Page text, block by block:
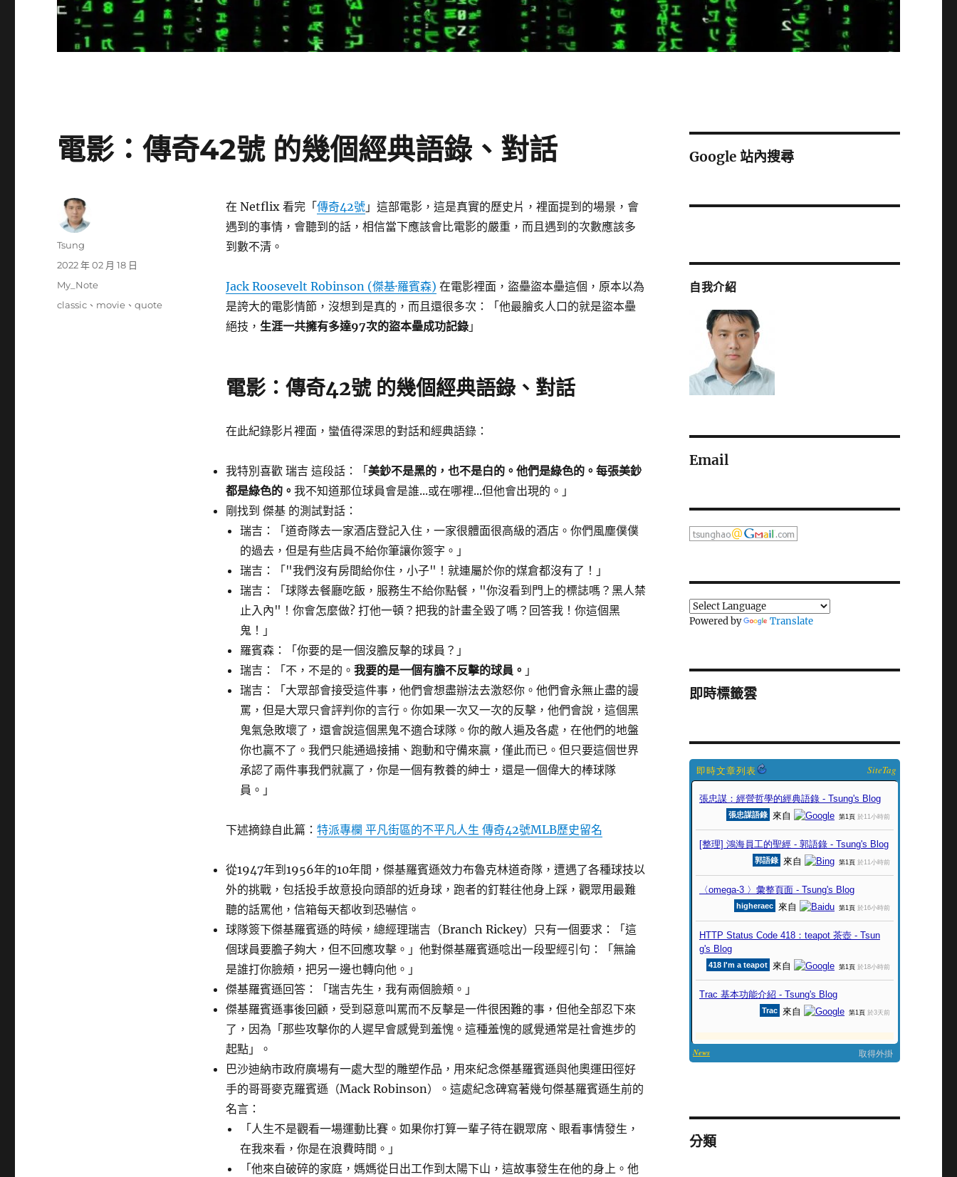
電影：傳奇42號 的幾個經典語錄、對話
在 Netflix 看完「傳奇42號」這部電影，這是真實的歷史片，裡面提到的場景，會
遇到的事情，會聽到的話，相信當下應該會比電影的嚴重，而且遇到的次數應該多
到數不清。
Jack Roosevelt Robinson (傑基·羅賓森) 在電影裡面，盜壘盜本壘這個，原本以為
是誇大的電影情節，沒想到是真的，而且還很多次：「他最膾炙人口的就是盜本壘
絕技， 生涯一共擁有多達97次的盜本壘成功記錄」
電影：傳奇42號 的幾個經典語錄、對話
在此紀錄影片裡面，蠻值得深思的對話和經典語錄：
我特別喜歡 瑞吉 這段話：「美鈔不是黑的，也不是白的。他們是綠色的。每張美鈔
都是綠色的。 我不知道那位球員會是誰...或在哪裡...但他會出現的。」
剛找到 傑基 的測試對話：
瑞吉：「道奇隊去一家酒店登記入住，一家很體面很高級的酒店。你們風塵僕僕
的過去，但是有些店員不給你筆讓你簽字。」
瑞吉：「"我們沒有房間給你住，小子"！就連屬於你的煤倉都沒有了！」
瑞吉：「球隊去餐廳吃飯，服務生不給你點餐，"你沒看到門上的標誌嗎？黑人禁
止入內"！你會怎麼做? 打他一頓？把我的計畫全毀了嗎？回答我！你這個黑
鬼！」
羅賓森：「你要的是一個沒膽反擊的球員？」
瑞吉：「不，不是的。 我要的是一個有膽不反擊的球員。 」
瑞吉：「大眾部會接受這件事，他們會想盡辦法去激怒你。他們會永無止盡的謾
罵，但是大眾只會評判你的言行。你如果一次又一次的反擊，他們會說，這個黑
鬼氣急敗壞了，還會說這個黑鬼不適合球隊。你的敵人遍及各處，在他們的地盤
你也贏不了。我們只能通過接捕、跑動和守備來贏，僅此而已。但只要這個世界
承認了兩件事我們就贏了，你是一個有教養的紳士，還是一個偉大的棒球隊
員。」
下述摘錄自此篇： 特派專欄 平凡街區的不平凡人生 傳奇42號MLB歷史留名
從1947年到1956年的10年間，傑基羅賓遜效力布魯克林道奇隊，遭遇了各種球技以
外的挑戰，包括投手故意投向頭部的近身球，跑者的釘鞋往他身上踩，觀眾用最難
聽的話罵他，信箱每天都收到恐嚇信。
球隊簽下傑基羅賓遜的時候，總經理瑞吉（Branch Rickey）只有一個要求：「這
個球員要膽子夠大，但不回應攻擊。」他對傑基羅賓遜唸出一段聖經引句：「無論
是誰打你臉頰，把另一邊也轉向他。」
傑基羅賓遜回答：「瑞吉先生，我有兩個臉頰。」
傑基羅賓遜事後回顧，受到惡意叫罵而不反擊是一件很困難的事，但他全部忍下來
了，因為「那些攻擊你的人遲早會感覺到羞愧。這種羞愧的感覺通常是社會進步的
起點」。
巴沙迪納市政府廣場有一處大型的雕塑作品，用來紀念傑基羅賓遜與他奧運田徑好
手的哥哥麥克羅賓遜（Mack Robinson）。這處紀念碑寫著幾句傑基羅賓遜生前的
名言：
「人生不是觀看一場運動比賽。如果你打算一輩子待在觀眾席、眼看事情發生，
在我來看，你是在浪費時間。」
「他來自破碎的家庭，媽媽從日出工作到太陽下山，這故事發生在他的身上。他
作
Tsung
發
日
期:
2022 年 02 月 18 日
分
類
My_Note
標
classic 、 movie 、quote
Google 站內搜尋
自我介紹
Email
Powered by Translate
即時標籤雲
SiteTag
分類